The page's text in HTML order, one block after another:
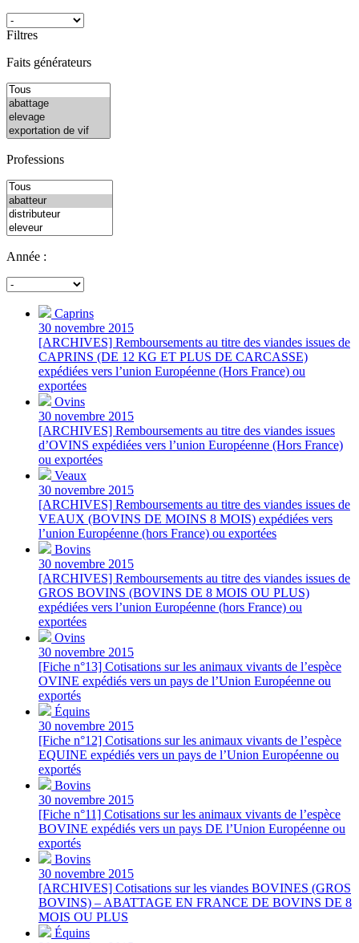
Filtres
Faits générateurs
Professions
Année :
Caprins
30 novembre 2015
[ARCHIVES] Remboursements au titre des viandes issues de
CAPRINS (DE 12 KG ET PLUS DE CARCASSE)
expédiées vers l’union Européenne (Hors France) ou
exportées
Ovins
30 novembre 2015
[ARCHIVES] Remboursements au titre des viandes issues
d’OVINS expédiées vers l’union Européenne (Hors France)
ou exportées
Veaux
30 novembre 2015
[ARCHIVES] Remboursements au titre des viandes issues de
VEAUX (BOVINS DE MOINS 8 MOIS) expédiées vers
l’union Européenne (hors France) ou exportées
Bovins
30 novembre 2015
[ARCHIVES] Remboursements au titre des viandes issues de
GROS BOVINS (BOVINS DE 8 MOIS OU PLUS)
expédiées vers l’union Européenne (hors France) ou
exportées
Ovins
30 novembre 2015
[Fiche n°13] Cotisations sur les animaux vivants de l’espèce
OVINE expédiés vers un pays de l’Union Européenne ou
exportés
Équins
30 novembre 2015
[Fiche n°12] Cotisations sur les animaux vivants de l’espèce
EQUINE expédiés vers un pays de l’Union Européenne ou
exportés
Bovins
30 novembre 2015
[Fiche n°11] Cotisations sur les animaux vivants de l’espèce
BOVINE expédiés vers un pays DE l’Union Européenne ou
exportés
Bovins
30 novembre 2015
[ARCHIVES] Cotisations sur les viandes BOVINES (GROS
BOVINS) – ABATTAGE EN FRANCE DE BOVINS DE 8
MOIS OU PLUS
Équins